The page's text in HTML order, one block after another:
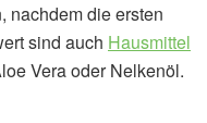
nachdem die ersten
sind auch Hausmittel
Vera oder Nelkenöl.